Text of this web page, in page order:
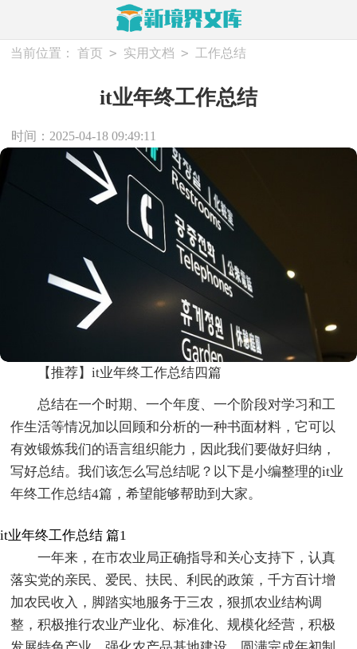
当前位置： 首页 > 实用文档 > 工作总结
it业年终工作总结
时间：2025-04-18 09:49:11
【推荐】it业年终工作总结四篇
总结在一个时期、一个年度、一个阶段对学习和工
作生活等情况加以回顾和分析的一种书面材料，它可以
有效锻炼我们的语言组织能力，因此我们要做好归纳，
写好总结。我们该怎么写总结呢？以下是小编整理的it业
年终工作总结4篇，希望能够帮助到大家。
it业年终工作总结 篇1
一年来，在市农业局正确指导和关心支持下，认真
落实党的亲民、爱民、扶民、利民的政策，千方百计增
加农民收入，脚踏实地服务于三农，狠抓农业结构调
整，积极推行农业产业化、标准化、规模化经营，积极